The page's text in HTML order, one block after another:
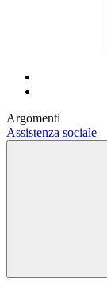
Argomenti
Assistenza sociale